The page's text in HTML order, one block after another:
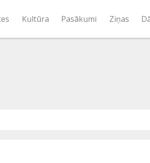
Kultūra Pasākumi Ziņas